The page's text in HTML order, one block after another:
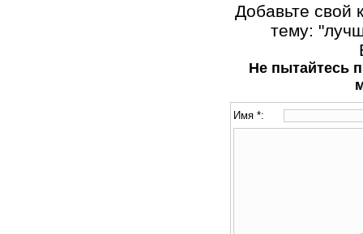
Добавьте свой
тему:
Не пытайтесь
Имя *: